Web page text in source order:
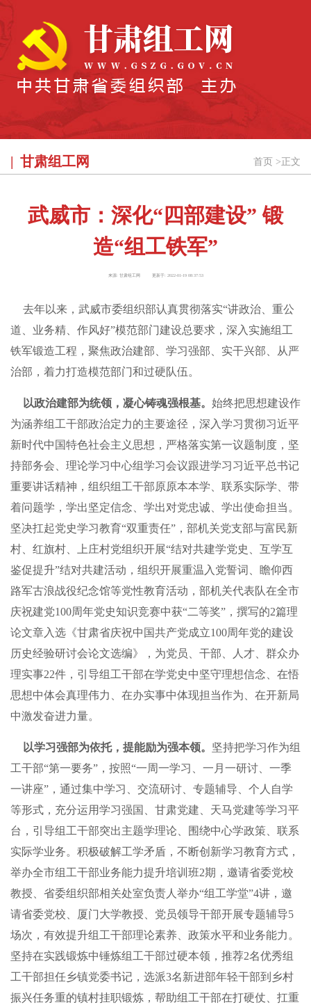
甘肃组工网 首页 > 正文
武威市：深化“四部建设” 锻
造“组工铁军”
来源: 甘肃组工网 更新于: 2022-01-19 08:37:53
去年以来，武威市委组织部认真贯彻落实“讲政治、重公
道、业务精、作风好”模范部门建设总要求，深入实施组工
铁军锻造工程，聚焦政治建部、学习强部、实干兴部、从严
治部，着力打造模范部门和过硬队伍。
以政治建部为统领，凝心铸魂强根基。 始终把思想建设作
为涵养组工干部政治定力的主要途径，深入学习贯彻习近平
新时代中国特色社会主义思想，严格落实第一议题制度，坚
持部务会、理论学习中心组学习会议跟进学习习近平总书记
重要讲话精神，组织组工干部原原本本学、联系实际学、带
着问题学，学出坚定信念、学出对党忠诚、学出使命担当。
坚决扛起党史学习教育“双重责任”，部机关党支部与富民新
村、红旗村、上庄村党组织开展“结对共建学党史、互学互
鉴促提升”结对共建活动，组织开展重温入党誓词、瞻仰西
路军古浪战役纪念馆等党性教育活动，部机关代表队在全市
庆祝建党100周年党史知识竞赛中获“二等奖”，撰写的2篇理
论文章入选《甘肃省庆祝中国共产党成立100周年党的建设
历史经验研讨会论文选编》，为党员、干部、人才、群众办
理实事22件，引导组工干部在学党史中坚守理想信念、在悟
思想中体会真理伟力、在办实事中体现担当作为、在开新局
中激发奋进力量。
以学习强部为依托，提能励为强本领。 坚持把学习作为组
工干部“第一要务”，按照“一周一学习、一月一研讨、一季
一讲座”，通过集中学习、交流研讨、专题辅导、个人自学
等形式，充分运用学习强国、甘肃党建、天马党建等学习平
台，引导组工干部突出主题学理论、围绕中心学政策、联系
实际学业务。积极破解工学矛盾，不断创新学习教育方式，
举办全市组工干部业务能力提升培训班2期，邀请省委党校
教授、省委组织部相关处室负责人举办“组工学堂”4讲，邀
请省委党校、厦门大学教授、党员领导干部开展专题辅导5
场次，有效提升组工干部理论素养、政策水平和业务能力。
坚持在实践锻炼中锤炼组工干部过硬本领，推荐2名优秀组
工干部担任乡镇党委书记，选派3名新进部年轻干部到乡村
振兴任务重的镇村挂职锻炼，帮助组工干部在打硬仗、扛重